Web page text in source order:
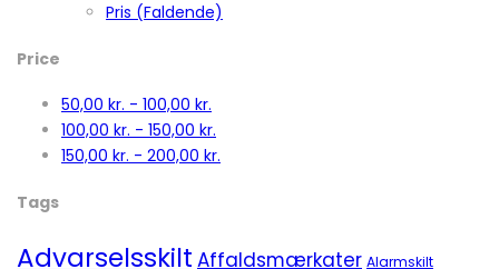
Pris (Faldende)
Price
50,00 kr. - 100,00 kr.
100,00 kr. - 150,00 kr.
150,00 kr. - 200,00 kr.
Tags
Advarselsskilt Affaldsmærkater Alarmskilt